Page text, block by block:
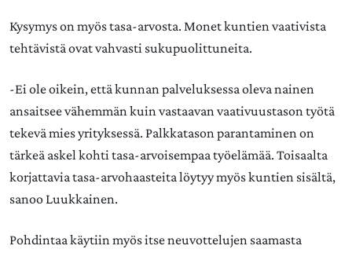
Kysymys on myös tasa-arvosta. Monet kuntien vaativista
tehtävistä ovat vahvasti sukupuolittuneita.
-Ei ole oikein, että kunnan palveluksessa oleva nainen
ansaitsee vähemmän kuin vastaavan vaativuustason työtä
tekevä mies yrityksessä. Palkkatason parantaminen on
tärkeä askel kohti tasa-arvoisempaa työelämää. Toisaalta
korjattavia tasa-arvohaasteita löytyy myös kuntien sisältä,
sanoo Luukkainen.
Pohdintaa käytiin myös itse neuvottelujen saamasta